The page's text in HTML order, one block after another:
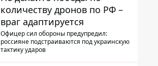
количеству дронов по РФ –
враг адаптируется
Офицер сил обороны предупредил:
россияне подстраиваются под украинскую
тактику ударов